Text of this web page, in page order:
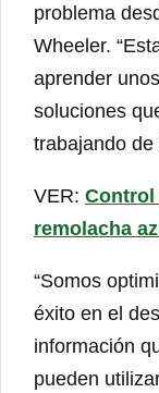
problema
Wheeler.
aprender
soluciones
trabajando
VER: Control
remolacha
“Somos
éxito en el
información
pueden